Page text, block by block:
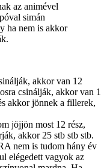
az animével
simán
ha nem is akkor
akkor van 12
csinálják, akkor van 1
akkor jönnek a fillerek,
jöjjön most 12 rész,
akkor 25 stb stb stb.
nem is tudom hány év
elégedett vagyok az